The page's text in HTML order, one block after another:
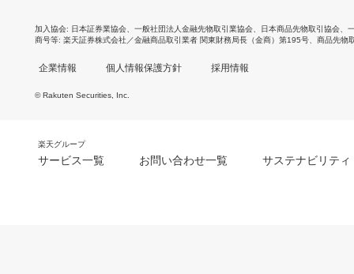
加入協会 日本証券業協会 一般社団法人金融先物取引業協会 日本商品先物取引協会
商号等 楽天証券株式会社／金融商品取引業者 関東財務局長（金商）第195号、商品先物
企業情報 個人情報保護方針 採用情報
© Rakuten Securities, Inc.
楽天グループ
サービス一覧 お問い合わせ一覧 サステナビリティ